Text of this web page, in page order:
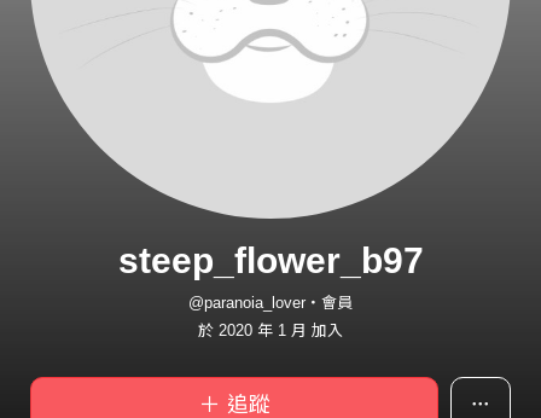
steep_flower_b97
@paranoia_lover・會員
於 2020 年 1 月 加入
＋ 追蹤